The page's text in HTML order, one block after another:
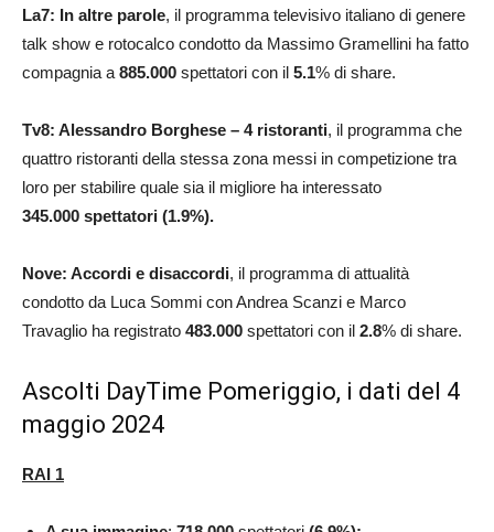
La7: In altre parole, il programma televisivo italiano di genere
talk show e rotocalco condotto da Massimo Gramellini ha fatto
compagnia a 885.000 spettatori con il 5.1% di share.
Tv8: Alessandro Borghese – 4 ristoranti, il programma che
quattro ristoranti della stessa zona messi in competizione tra
loro per stabilire quale sia il migliore ha interessato
345.000 spettatori (1.9%).
Nove: Accordi e disaccordi, il programma di attualità
condotto da Luca Sommi con Andrea Scanzi e Marco
Travaglio ha registrato 483.000 spettatori con il 2.8% di share.
Ascolti DayTime Pomeriggio, i dati del 4
maggio 2024
RAI 1